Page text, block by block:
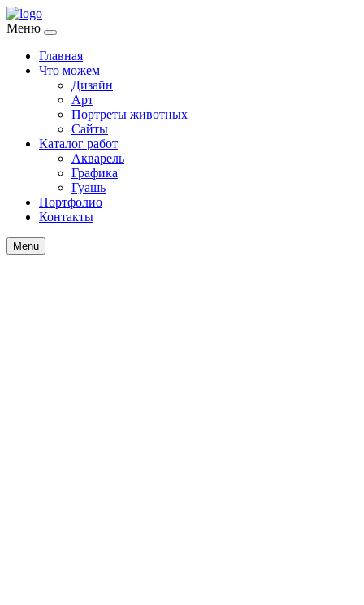
Меню
Главная
Что можем
Дизайн
Арт
Портреты животных
Сайты
Каталог работ
Акварель
Графика
Гуашь
Портфолио
Контакты
Menu